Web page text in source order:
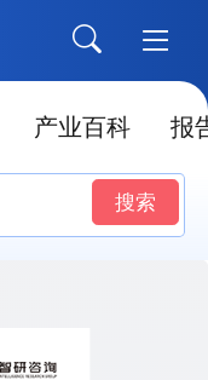
产业百科 报
搜索